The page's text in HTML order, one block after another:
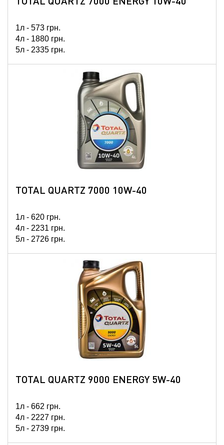
1л - 573 грн.
4л - 1880 грн.
5л - 2335 грн.
TOTAL QUARTZ 7000 10W-40
1л - 620 грн.
4л - 2231 грн.
5л - 2726 грн.
TOTAL QUARTZ 9000 ENERGY 5W-40
1л - 662 грн.
4л - 2227 грн.
5л - 2739 грн.